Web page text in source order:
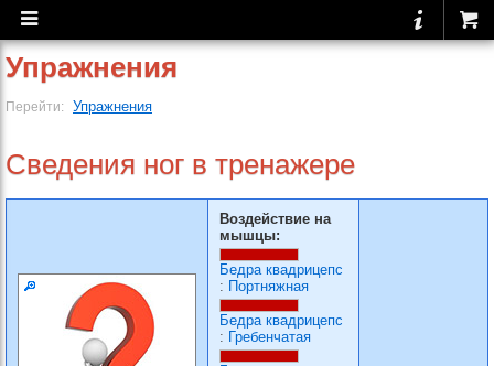
Упражнения
Перейти: Упражнения
Сведения ног в тренажере
Воздействие на
мышцы:
Бедра квадрицепс
: Портняжная
Бедра квадрицепс
: Гребенчатая